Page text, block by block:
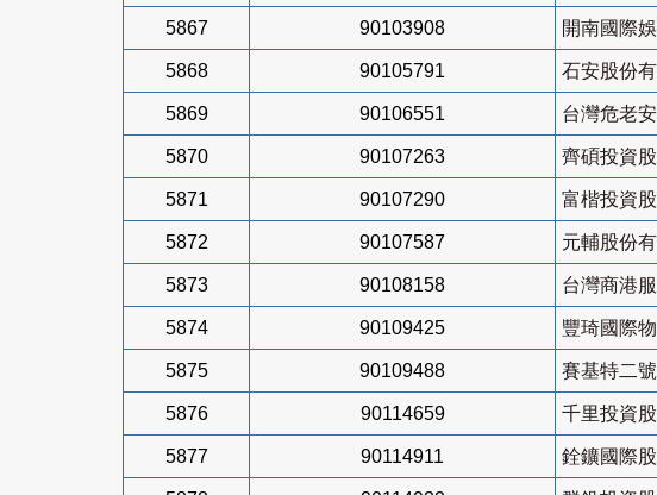
5867 90103908 開南國際
5868 90105791 石安股份
5869 90106551 台灣危老
5870 90107263 齊碩投資
5871 90107290 富楷投資
5872 90107587 元輔股份
5873 90108158 台灣商港
5874 90109425 豐琦國際
5875 90109488 賽基特二
5876 90114659 千里投資
5877 90114911 銓鑛國際